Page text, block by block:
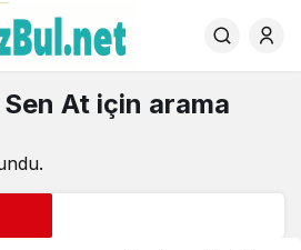
Sen At için arama